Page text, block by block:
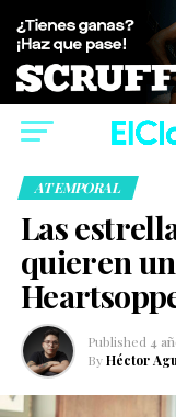
ATEMPORAL
Las
quieren
Published 4
By Héctor